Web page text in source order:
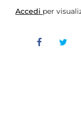
Accedi per